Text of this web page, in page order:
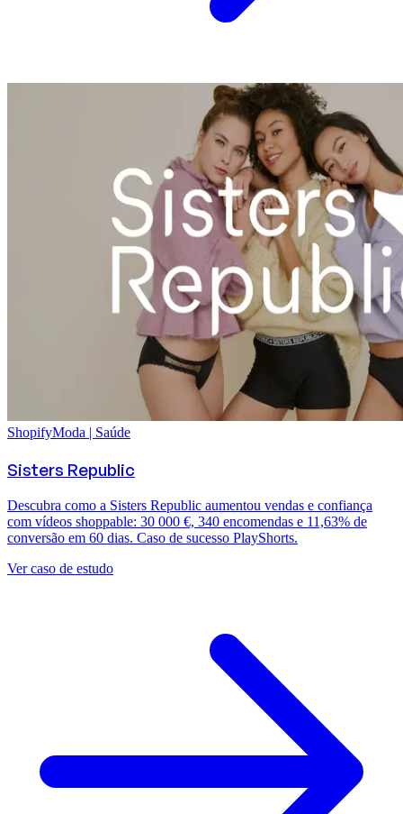
ShopifyModa | Saúde
Sisters Republic
Descubra como a Sisters Republic aumentou vendas e confiança
com vídeos shoppable: 30 000 €, 340 encomendas e 11,63% de
conversão em 60 dias. Caso de sucesso PlayShorts.
Ver caso de estudo